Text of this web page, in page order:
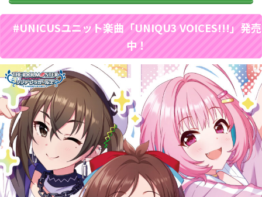
#UNICUSユニット楽曲「UNIQU3 VOICES!!!」発売
中！